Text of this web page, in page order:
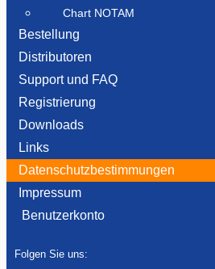
Chart NOTAM
Bestellung
Distributoren
Support und FAQ
Registrierung
Downloads
Links
Datenschutzbestimmungen
Impressum
Benutzerkonto
Folgen Sie uns: